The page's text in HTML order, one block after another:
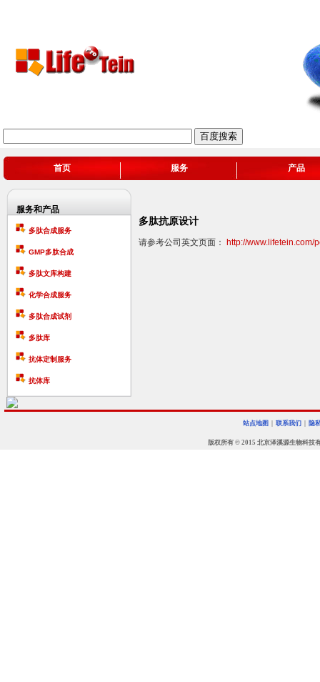
首页 服务 产品
服务和产品
多肽合成服务
GMP多肽合成
多肽文库构建
化学合成服务
多肽合成试剂
多肽库
抗体定制服务
抗体库
多肽抗原设计
请参考公司英文页面： http://
站点地图 联系我们 隐
版权所有 © 2015 北京泽溪源生物科技